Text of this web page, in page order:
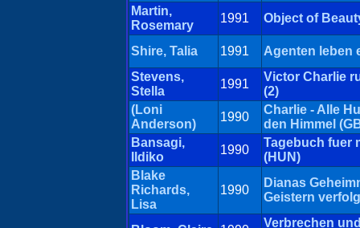
Martin,
Rosemary
1991 Object of
Shire, Talia 1991
Agenten leben
Stevens,
Stella
1991
Victor Charlie
(2)
(Loni
Anderson)
1990
Charlie - Alle
den Himmel
Bansagi,
Ildiko
1990
Tagebuch fuer
(HUN)
Blake
Richards,
Lisa
1990
Dianas
Geistern
Verbrechen